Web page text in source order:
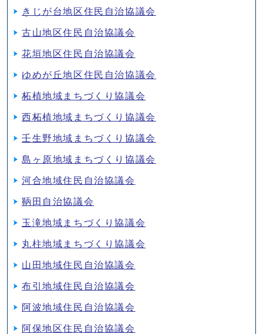
きじが台地区住民自治協議会
古山地区住民自治協議会
花垣地区住民自治協議会
ゆめが丘地区住民自治協議会
柘植地域まちづくり協議会
西柘植地域まちづくり協議会
壬生野地域まちづくり協議会
島ヶ原地域まちづくり協議会
河合地域住民自治協議会
鞆田自治協議会
玉滝地域まちづくり協議会
丸柱地域まちづくり協議会
山田地域住民自治協議会
布引地域住民自治協議会
阿波地域住民自治協議会
阿保地区住民自治協議会